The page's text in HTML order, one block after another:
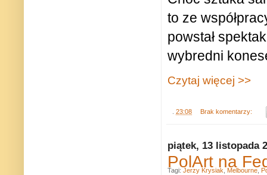
to ze
powstał
wybredni
Czytaj więcej >>
23:08 Brak komentarzy:
piątek, 13 listopada
PolArt na
Tagi: Jerzy Krysiak Melbourne